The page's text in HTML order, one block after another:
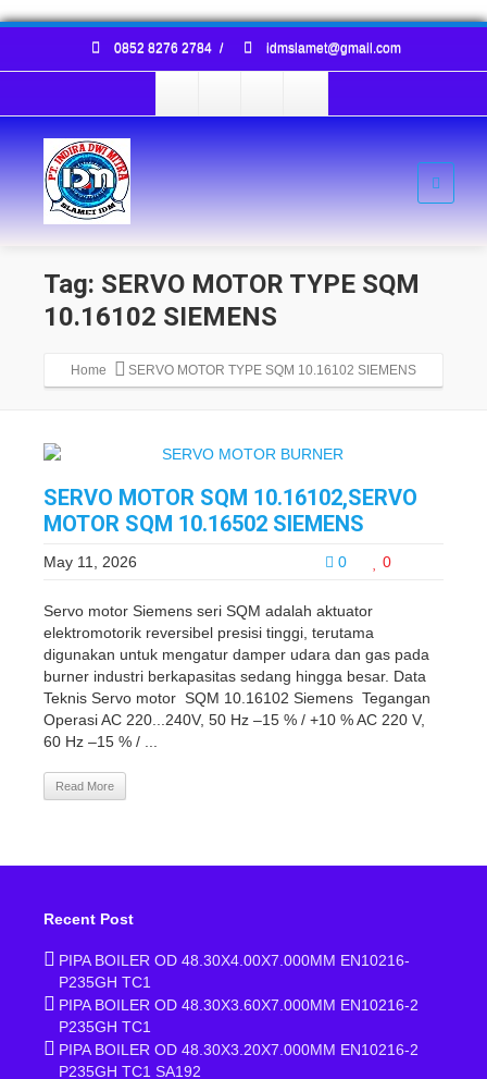
0852 8276 2784 / idmslamet@gmail.com
Tag: SERVO MOTOR TYPE SQM
10.16102 SIEMENS
Home SERVO MOTOR TYPE SQM 10.16102 SIEMENS
SERVO MOTOR SQM 10.16102,SERVO
MOTOR SQM 10.16502 SIEMENS
0 0
May 11, 2026
Servo motor Siemens seri SQM adalah aktuator
elektromotorik reversibel presisi tinggi, terutama
digunakan untuk mengatur damper udara dan gas pada
burner industri berkapasitas sedang hingga besar. Data
Teknis Servo motor SQM 10.16102 Siemens Tegangan
Operasi AC 220...240V, 50 Hz –15 % / +10 % AC 220 V,
60 Hz –15 % / ...
Read More
Recent Post
PIPA BOILER OD 48.30X4.00X7.000MM EN10216-
P235GH TC1
PIPA BOILER OD 48.30X3.60X7.000MM EN10216-2
P235GH TC1
PIPA BOILER OD 48.30X3.20X7.000MM EN10216-2
P235GH TC1 SA192